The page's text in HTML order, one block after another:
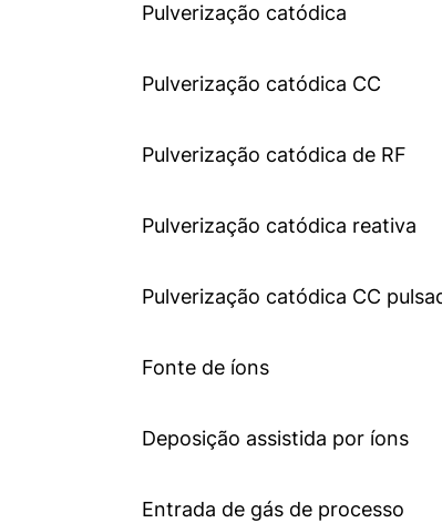
Pulverização catódica
Pulverização catódica CC
Pulverização catódica de RF
Pulverização catódica reativa
Pulverização catódica CC
Fonte de íons
Deposição assistida por íons
Entrada de gás de processo